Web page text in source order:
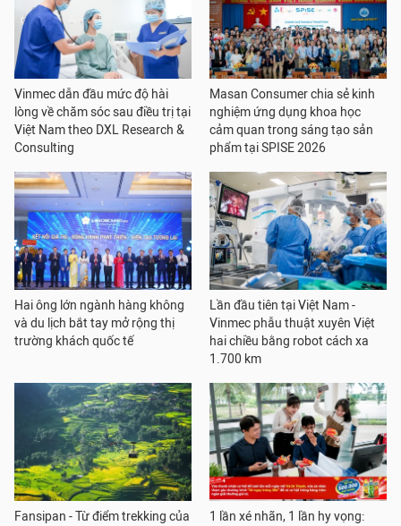
Vinmec dẫn đầu mức độ hài
lòng về chăm sóc sau điều trị tại
Việt Nam theo DXL Research &
Consulting
Masan Consumer chia sẻ kinh
nghiệm ứng dụng khoa học
cảm quan trong sáng tạo sản
phẩm tại SPISE 2026
Hai ông lớn ngành hàng không
và du lịch bắt tay mở rộng thị
trường khách quốc tế
Lần đầu tiên tại Việt Nam -
Vinmec phẫu thuật xuyên Việt
hai chiều bằng robot cách xa
1.700 km
Fansipan - Từ điểm trekking của
1 lần xé nhãn, 1 lần hy vọng: